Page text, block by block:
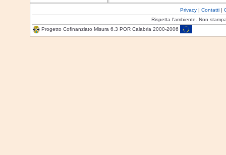
Privacy| Contatti|
Rispetta l'ambiente. Non
Progetto Cofinanziato Misura 6.3 POR Calabria 2000-2006